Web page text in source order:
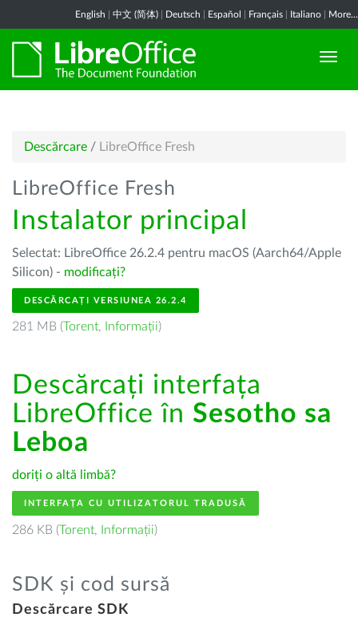
English 中文 (简体) Deutsch Español Français Italiano More...
Descărcare / LibreOffice Fresh
LibreOffice Fresh
Instalator principal
Selectat: LibreOffice 26.2.4 pentru macOS (Aarch64/Apple
Silicon) - modificați?
DESCĂRCAȚI VERSIUNEA 26.2.4
281 MB (Torent, Informații)
Descărcați interfața
LibreOffice în Sesotho sa
Leboa
doriți o altă limbă?
INTERFAȚA CU UTILIZATORUL TRADUSĂ
286 KB (Torent, Informații)
SDK și cod sursă
Descărcare SDK